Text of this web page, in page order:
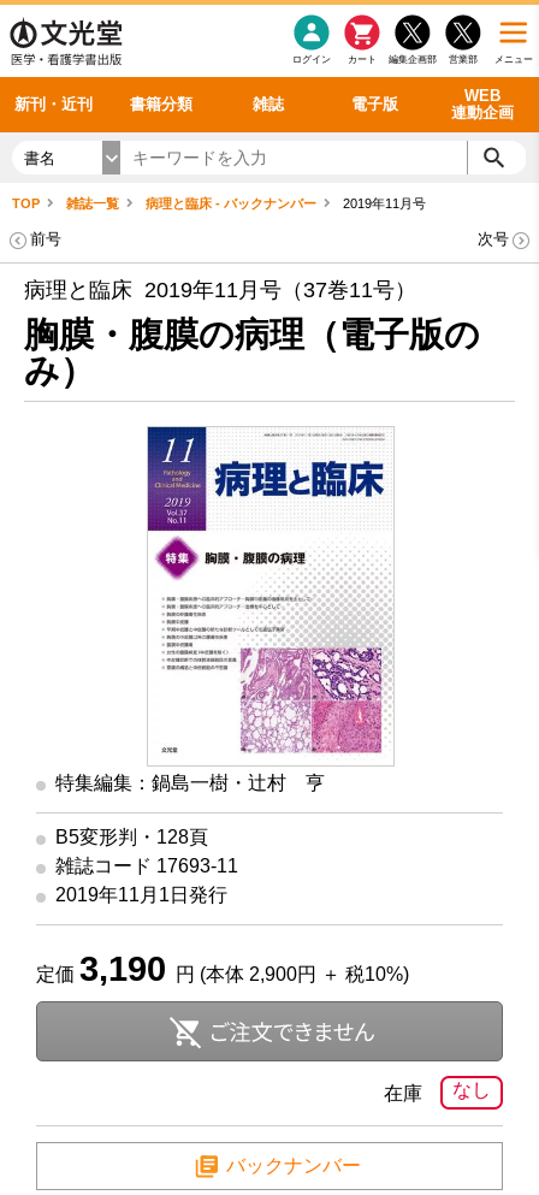
メニュー
営業部
編集企画部
カート
ログイン
新刊・近刊 書籍分類 雑誌 電子版
WEB
連動企画
感染症 老年医学
看護・介護
呼吸器
循環器
シリーズ一覧
雑誌投稿規定
理学療法
雑誌案内・年間購読 最新号 バックナンバー
電子書籍
電子雑誌
書籍「データに基づく臨床動作分析」WEB動画
書籍「眼手術学」WEB動画
書籍「神経症候学 II 改訂第二版」 WEB動画
新刊一覧
今後の発行予定
書名
TOP 雑誌一覧 病理と臨床 - バックナンバー 2019年11月号
前号 次号
病理と臨床 2019年11月号（37巻11号）
胸膜・腹膜の病理（電子版の
み）
特集編集：鍋島一樹・辻村 亨
B5変形判・128頁
雑誌コード 17693-11
2019年11月1日発行
定価 3,190 円 (本体 2,900円 ＋ 税10%)
なし
在庫
バックナンバー